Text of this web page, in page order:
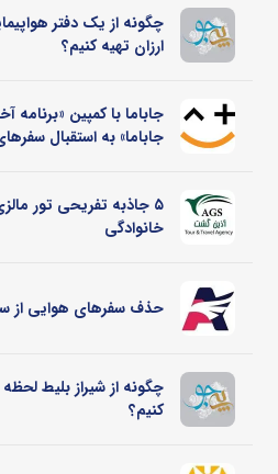
چگونه از یک دفتر
ارزان تهیه کنیم؟
جاباما با کمپین «برنامه
جاباما» به استقبال
۵ جاذبه تفریحی تور
خانوادگی
حذف سفرهای هوایی از
چگونه از شیراز بلیط
کنیم؟